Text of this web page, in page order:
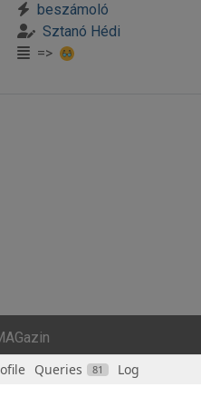
beszámoló
Sztanó Hédi
=>
Queries 81 Log